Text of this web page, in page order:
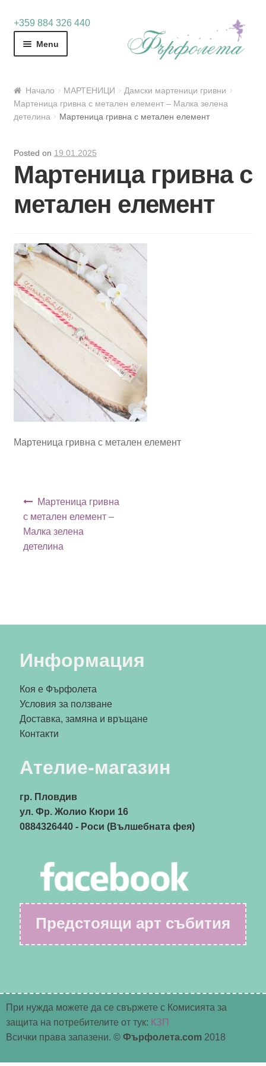
+359 884 326 440
Skip
Skip
Menu
Начало МАРТЕНИЦИ
Дамски мартеници гривни
Мартеница гривна с метален елемент – Малка зелена
детелина
Мартеница гривна с метален елемент
Posted on 19.01.2025
Мартеница гривна с
метален елемент
Мартеница гривна с метален елемент
Мартеница гривна
с метален елемент –
Малка зелена
детелина
Информация
Коя е Фърфолета
Условия за ползване
Доставка, замяна и връщане
Контакти
Ателие-магазин
гр. Пловдив
ул. Фр. Жолио Кюри 16
0884326440- Роси (Вълшебната фея)
Предстоящи арт събития
При нужда можете да се свържете с Комисията за
защита на потребителите от тук: КЗП
Всички права запазени. © Фърфолета.com 2018